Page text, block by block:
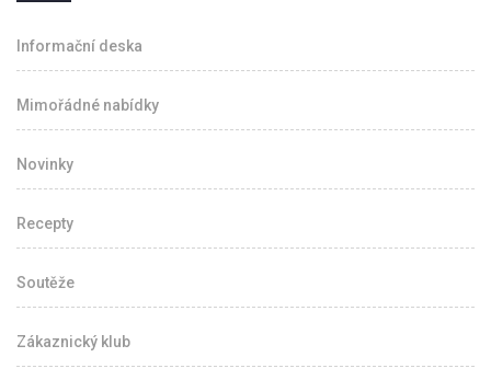
Informační deska
Mimořádné nabídky
Novinky
Recepty
Soutěže
Zákaznický klub